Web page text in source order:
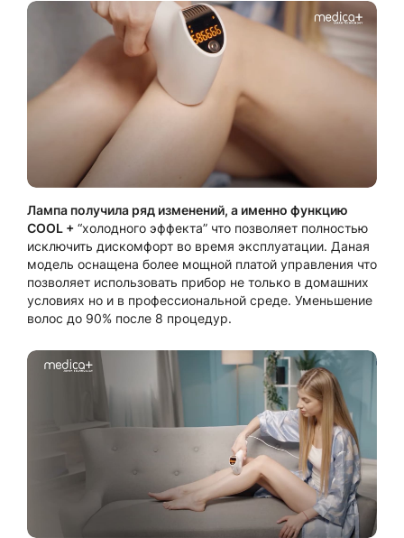
Лампа получила ряд изменений, а именно функцию
СOOL + “холодного эффекта” что позволяет полностью
исключить дискомфорт во время эксплуатации. Даная
модель оснащена более мощной платой управления что
позволяет использовать прибор не только в домашних
условиях но и в профессиональной среде. Уменьшение
волос до 90% после 8 процедур.